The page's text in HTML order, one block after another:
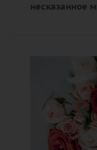
несказанное